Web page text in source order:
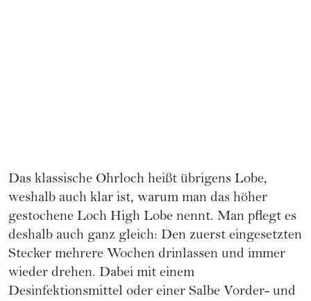
Das klassische Ohrloch heißt übrigens Lobe,
weshalb auch klar ist, warum man das höher
gestochene Loch High Lobe nennt. Man pflegt es
deshalb auch ganz gleich: Den zuerst eingesetzten
Stecker mehrere Wochen drinlassen und immer
wieder drehen. Dabei mit einem
Desinfektionsmittel oder einer Salbe Vorder- und